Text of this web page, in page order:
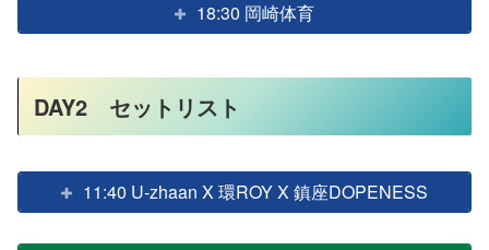
18:30 岡崎体育
DAY2 セットリスト
11:40 U-zhaan X 環ROY X 鎮座DOPENESS